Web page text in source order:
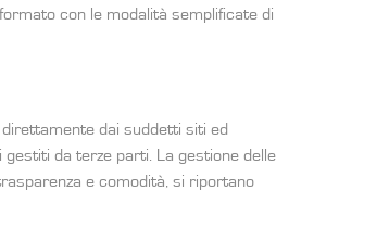
con le modalità semplificate di
dai suddetti siti ed
da terze parti. La gestione delle
e comodità, si riportano